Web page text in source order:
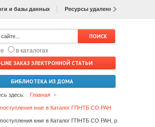
и базы данных Ресурсы удаленного доступа
в каталогах
LINE ЗАКАЗ ЭЛЕКТРОННОЙ СТАТЬИ
БИБЛИОТЕКА ИЗ ДОМА
здесь: Главная
книг в Каталог ГПНТБ СО РАН